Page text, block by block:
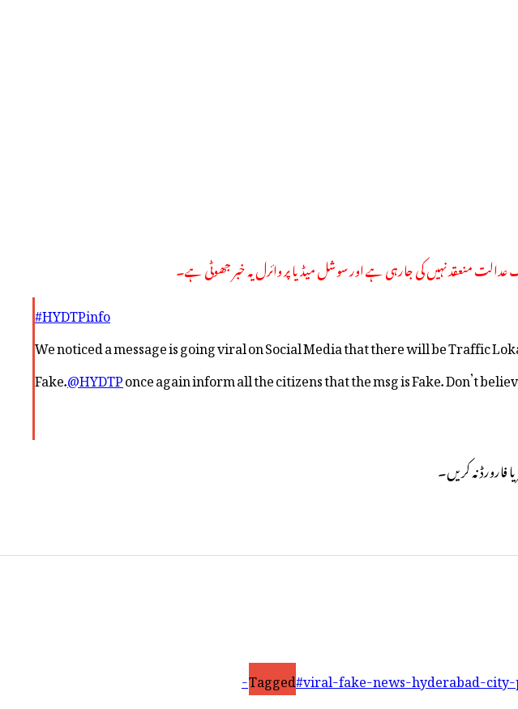
عدالت منعقد نہیں کی جارہی ہے اور سوشل میڈیا پر وائرل یہ خبر جھوٹی ہے۔
#HYDTPinfo
We noticed a message is going viral on Social Media that there will be Traffic
Fake.@HYDTPonce again inform all the citizens that the msg is Fake. Don’t
فارورڈ نہ کریں۔
Tagged#viral-fake-news-hyderabad-